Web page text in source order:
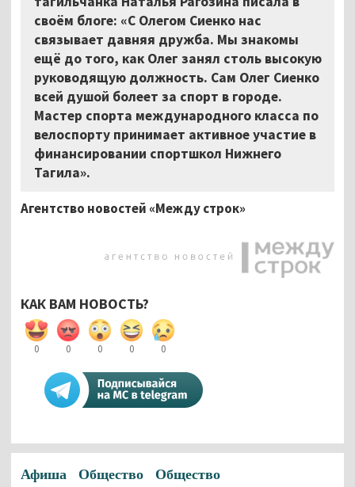
своём блоге: «С Олегом Сиенко нас
связывает давняя дружба. Мы знакомы
ещё до того, как Олег занял столь высокую
руководящую должность. Сам Олег Сиенко
всей душой болеет за спорт в городе.
Мастер спорта международного класса по
велоспорту принимает активное участие в
финансировании спортшкол Нижнего
Тагила».
Агентство новостей «Между строк»
КАК ВАМ НОВОСТЬ?
0 0 0 0 0
Афиша Общество Общество